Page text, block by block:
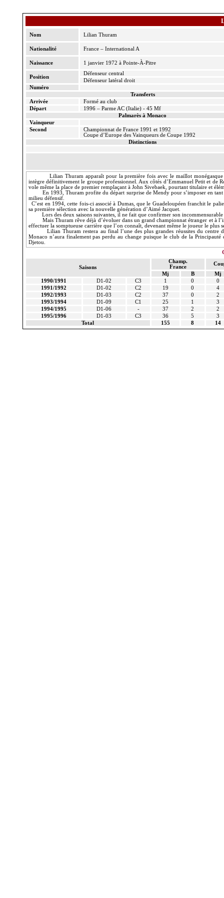
Nom Lilian Thuram
Nationalité France – International A
Naissance 1 janvier 1972 à Pointe-À-Pitre
Position
Défenseur central
Défenseur latéral droit
Numéro
Transferts
Arrivée
Formé au club
Départ
1996 – Parme AC (Italie) - 45 Mf
Palmarès à Monaco
Vainqueur
Second
Championnat de France 1991 et 1992
Coupe d’Europe des Vainqueurs de Coupe 1992
Distinctions
Lilian Thuram apparaît pour la première fois avec le maillot
intègre définitivement le groupe professionnel. Aux côtés d’Emmanuel Petit et de
vole même la place de premier remplaçant à John Sivebaek, pourtant titulaire et
En 1993, Thuram profite du départ surprise de Mendy pour s’imposer en
milieu défensif.
C’est en 1994, cette fois-ci associé à Dumas, que le Guadeloupéen franchit le
sa première sélection avec la nouvelle génération d’Aimé Jacquet.
Lors des deux saisons suivantes, il ne fait que confirmer son
Mais Thuram rêve déjà d’évoluer dans un grand championnat étranger et à
effectuer la somptueuse carrière que l’on connaît, devenant même le joueur le plus
Lilian Thuram restera au final l’une des plus grandes réussites du
Monaco n’aura finalement pas perdu au change puisque le club dela Principauté
Djetou.
Saisons
Champ.
France
Mj
B
Mj
1990/1991
D1-02 C3 1 0
0
1991/1992
D1-02 C2 19 0
4
1992/1993
D1-03 C2 37 0
2
1993/1994
D1-09 C1 25 1
3
1994/1995
D1-06 - 37 2
2
1995/1996
D1-03 C3 36 5
3
Total
155 8 14